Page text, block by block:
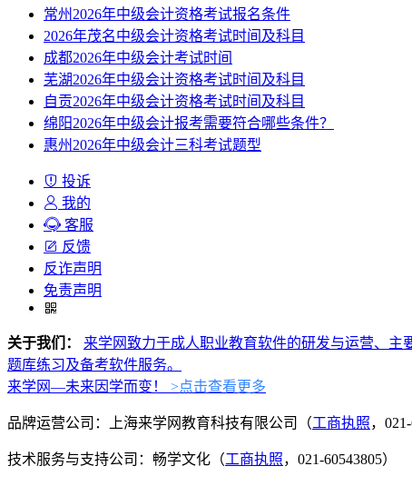
常州2026年中级会计资格考试报名条件
2026年茂名中级会计资格考试时间及科目
成都2026年中级会计考试时间
芜湖2026年中级会计资格考试时间及科目
自贡2026年中级会计资格考试时间及科目
绵阳2026年中级会计报考需要符合哪些条件？
惠州2026年中级会计三科考试题型
投诉
我的
客服
反馈
反诈声明
免责声明
关于我们：
来学网致力于成人职业教育软件的研发与运营、
题库练习及备考软件服务。
来学网—未来因学而变！
>点击查看更多
品牌运营公司：上海来学网教育科技有限公司（工商执照，
技术服务与支持公司：畅学文化（工商执照，021-60543805）